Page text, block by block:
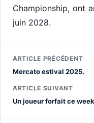
Championship, ont
juin 2028.
ARTICLE PRÉCÉDENT
Mercato estival 2025.
ARTICLE SUIVANT
Un joueur forfait ce